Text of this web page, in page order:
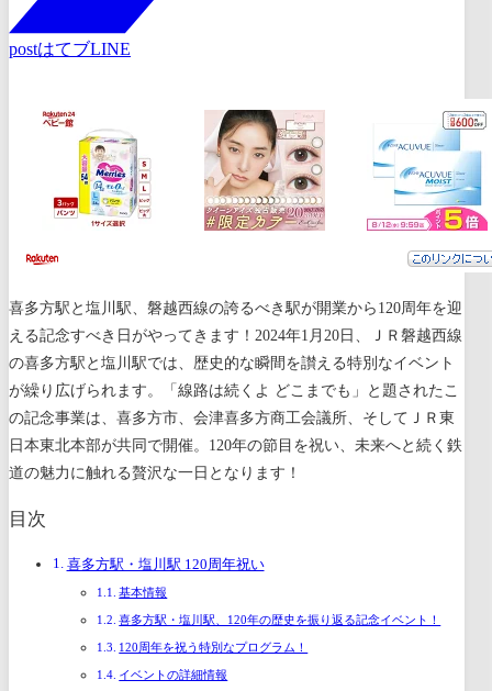
postはてブLINE
喜多方駅と塩川駅、磐越西線の誇るべき駅が開業から120周年を迎
える記念すべき日がやってきます！2024年1月20日、ＪＲ磐越西線
の喜多方駅と塩川駅では、歴史的な瞬間を讃える特別なイベント
が繰り広げられます。「線路は続くよ どこまでも」と題されたこ
の記念事業は、喜多方市、会津喜多方商工会議所、そしてＪＲ東
日本東北本部が共同で開催。120年の節目を祝い、未来へと続く鉄
道の魅力に触れる贅沢な一日となります！
目次
喜多方駅・塩川駅 120周年祝い
基本情報
喜多方駅・塩川駅、120年の歴史を振り返る記念イベント！
120周年を祝う特別なプログラム！
イベントの詳細情報